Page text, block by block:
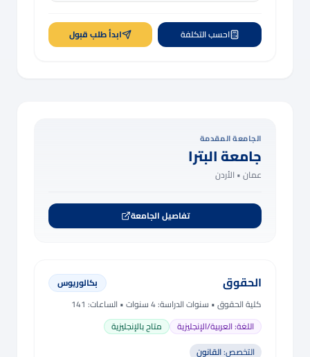
احسب التكلفة ابدأ طلب قبول
الجامعة المقدمة
جامعة البترا
عمان • الأردن
تفاصيل الجامعة
الحقوق
بكالوريوس
كلية الحقوق• سنوات الدراسة:4 سنوات
• الساعات: 141
اللغة:العربية/الإنجليزية
متاح بالإنجليزية
التخصص:القانون